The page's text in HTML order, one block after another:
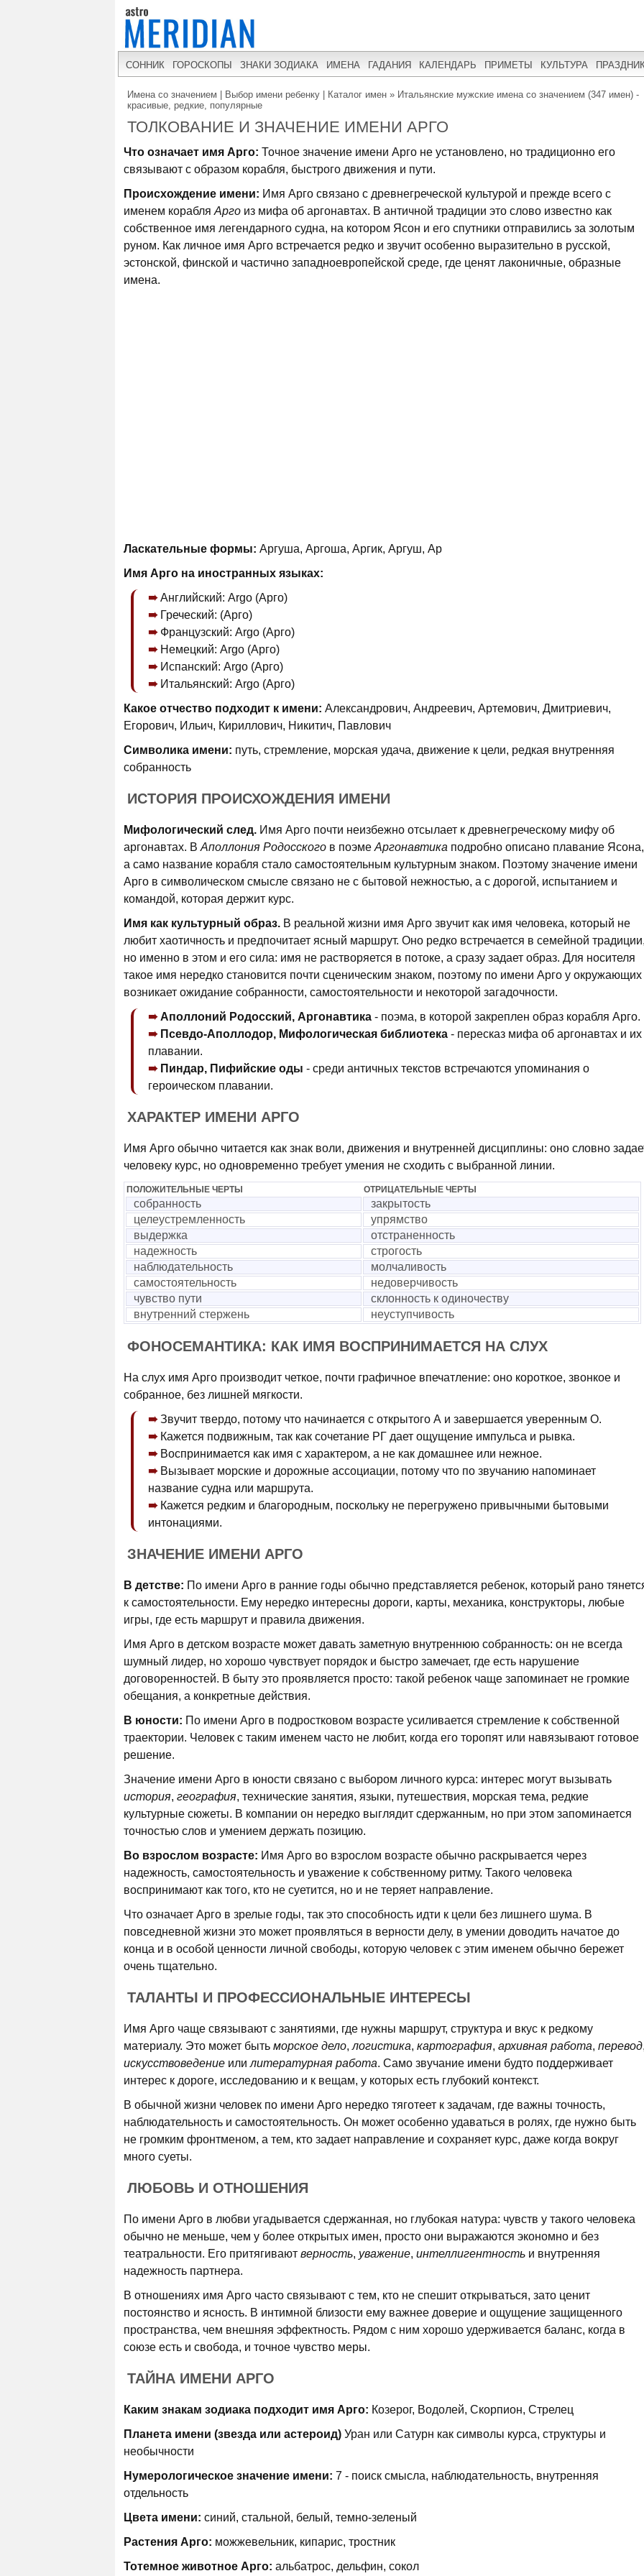
СОННИК ГОРОСКОПЫ ЗНАКИ ЗОДИАКА ИМЕНА ГАДАНИЯ КАЛЕНДАРЬ ПРИМЕТЫ КУЛЬТУРА
Имена со значением | Выбор имени ребенку | Каталог имен » Итальянские мужские имена со значением (347 имен) -
красивые, редкие, популярные
ТОЛКОВАНИЕ И ЗНАЧЕНИЕ ИМЕНИ АРГО
Что означает имя Арго: Точное значение имени Арго не установлено, но традиционно его
связывают с образом корабля, быстрого движения и пути.
Происхождение имени: Имя Арго связано с древнегреческой культурой и прежде всего с
именем корабля Арго из мифа об аргонавтах. В античной традиции это слово известно как
собственное имя легендарного судна, на котором Ясон и его спутники отправились за золотым
руном. Как личное имя Арго встречается редко и звучит особенно выразительно в русской,
эстонской, финской и частично западноевропейской среде, где ценят лаконичные, образные
имена.
Ласкательные формы: Аргуша, Аргоша, Аргик, Аргуш, Ар
Имя Арго на иностранных языках:
Английский: Argo (Арго)
Греческий: (Арго)
Французский: Argo (Арго)
Немецкий: Argo (Арго)
Испанский: Argo (Арго)
Итальянский: Argo (Арго)
Какое отчество подходит к имени: Александрович, Андреевич, Артемович, Дмитриевич,
Егорович, Ильич, Кириллович, Никитич, Павлович
Символика имени: путь, стремление, морская удача, движение к цели, редкая внутренняя
собранность
ИСТОРИЯ ПРОИСХОЖДЕНИЯ ИМЕНИ
Мифологический след. Имя Арго почти неизбежно отсылает к древнегреческому мифу об
аргонавтах. В Аполлония Родосского в поэме Аргонавтика подробно описано плавание Ясона,
а само название корабля стало самостоятельным культурным знаком. Поэтому значение имени
Арго в символическом смысле связано не с бытовой нежностью, а с дорогой, испытанием и
командой, которая держит курс.
Имя как культурный образ. В реальной жизни имя Арго звучит как имя человека, который не
любит хаотичность и предпочитает ясный маршрут. Оно редко встречается в семейной
но именно в этом и его сила: имя не растворяется в потоке, а сразу задает образ. Для носителя
такое имя нередко становится почти сценическим знаком, поэтому по имени Арго у окружающих
возникает ожидание собранности, самостоятельности и некоторой загадочности.
Аполлоний Родосский, Аргонавтика - поэма, в которой закреплен образ корабля Арго.
Псевдо-Аполлодор, Мифологическая библиотека - пересказ мифа об аргонавтах и их
плавании.
Пиндар, Пифийские оды - среди античных текстов встречаются упоминания о
героическом плавании.
ХАРАКТЕР ИМЕНИ АРГО
Имя Арго обычно читается как знак воли, движения и внутренней дисциплины: оно словно
человеку курс, но одновременно требует умения не сходить с выбранной линии.
ПОЛОЖИТЕЛЬНЫЕ ЧЕРТЫ ОТРИЦАТЕЛЬНЫЕ ЧЕРТЫ
собранность
закрытость
целеустремленность
упрямство
выдержка
отстраненность
надежность
строгость
наблюдательность
молчаливость
самостоятельность
недоверчивость
чувство пути
склонность к одиночеству
внутренний стержень
неуступчивость
ФОНОСЕМАНТИКА: КАК ИМЯ ВОСПРИНИМАЕТСЯ НА СЛУХ
На слух имя Арго производит четкое, почти графичное впечатление: оно короткое, звонкое и
собранное, без лишней мягкости.
Звучит твердо, потому что начинается с открытого А и завершается уверенным О.
Кажется подвижным, так как сочетание РГ дает ощущение импульса и рывка.
Воспринимается как имя с характером, а не как домашнее или нежное.
Вызывает морские и дорожные ассоциации, потому что по звучанию напоминает
название судна или маршрута.
Кажется редким и благородным, поскольку не перегружено привычными бытовыми
интонациями.
ЗНАЧЕНИЕ ИМЕНИ АРГО
В детстве: По имени Арго в ранние годы обычно представляется ребенок, который рано
к самостоятельности. Ему нередко интересны дороги, карты, механика, конструкторы, любые
игры, где есть маршрут и правила движения.
Имя Арго в детском возрасте может давать заметную внутреннюю собранность: он не всегда
шумный лидер, но хорошо чувствует порядок и быстро замечает, где есть нарушение
договоренностей. В быту это проявляется просто: такой ребенок чаще запоминает не громкие
обещания, а конкретные действия.
В юности: По имени Арго в подростковом возрасте усиливается стремление к собственной
траектории. Человек с таким именем часто не любит, когда его торопят или навязывают готовое
решение.
Значение имени Арго в юности связано с выбором личного курса: интерес могут вызывать
история, география, технические занятия, языки, путешествия, морская тема, редкие
культурные сюжеты. В компании он нередко выглядит сдержанным, но при этом запоминается
точностью слов и умением держать позицию.
Во взрослом возрасте: Имя Арго во взрослом возрасте обычно раскрывается через
надежность, самостоятельность и уважение к собственному ритму. Такого человека
воспринимают как того, кто не суетится, но и не теряет направление.
Что означает Арго в зрелые годы, так это способность идти к цели без лишнего шума. В
повседневной жизни это может проявляться в верности делу, в умении доводить начатое до
конца и в особой ценности личной свободы, которую человек с этим именем обычно бережет
очень тщательно.
ТАЛАНТЫ И ПРОФЕССИОНАЛЬНЫЕ ИНТЕРЕСЫ
Имя Арго чаще связывают с занятиями, где нужны маршрут, структура и вкус к редкому
материалу. Это может быть морское дело, логистика, картография, архивная работа, перевод
искусствоведение или литературная работа. Само звучание имени будто поддерживает
интерес к дороге, исследованию и к вещам, у которых есть глубокий контекст.
В обычной жизни человек по имени Арго нередко тяготеет к задачам, где важны точность,
наблюдательность и самостоятельность. Он может особенно удаваться в ролях, где нужно быть
не громким фронтменом, а тем, кто задает направление и сохраняет курс, даже когда вокруг
много суеты.
ЛЮБОВЬ И ОТНОШЕНИЯ
По имени Арго в любви угадывается сдержанная, но глубокая натура: чувств у такого человека
обычно не меньше, чем у более открытых имен, просто они выражаются экономно и без
театральности. Его притягивают верность, уважение, интеллигентность и внутренняя
надежность партнера.
В отношениях имя Арго часто связывают с тем, кто не спешит открываться, зато ценит
постоянство и ясность. В интимной близости ему важнее доверие и ощущение защищенного
пространства, чем внешняя эффектность. Рядом с ним хорошо удерживается баланс, когда в
союзе есть и свобода, и точное чувство меры.
ТАЙНА ИМЕНИ АРГО
Каким знакам зодиака подходит имя Арго: Козерог, Водолей, Скорпион, Стрелец
Планета имени (звезда или астероид) Уран или Сатурн как символы курса, структуры и
необычности
Нумерологическое значение имени: 7 - поиск смысла, наблюдательность, внутренняя
отдельность
Цвета имени: синий, стальной, белый, темно-зеленый
Растения Арго: можжевельник, кипарис, тростник
Тотемное животное Арго: альбатрос, дельфин, сокол